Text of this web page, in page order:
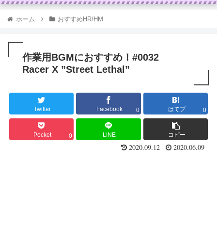
ホーム おすすめHR/HM
作業用BGMにおすすめ！#0032
Racer X ”Street Lethal”
Twitter Facebook 0 はてブ 0
Pocket 0 LINE コピー
2020.09.12 2020.06.09